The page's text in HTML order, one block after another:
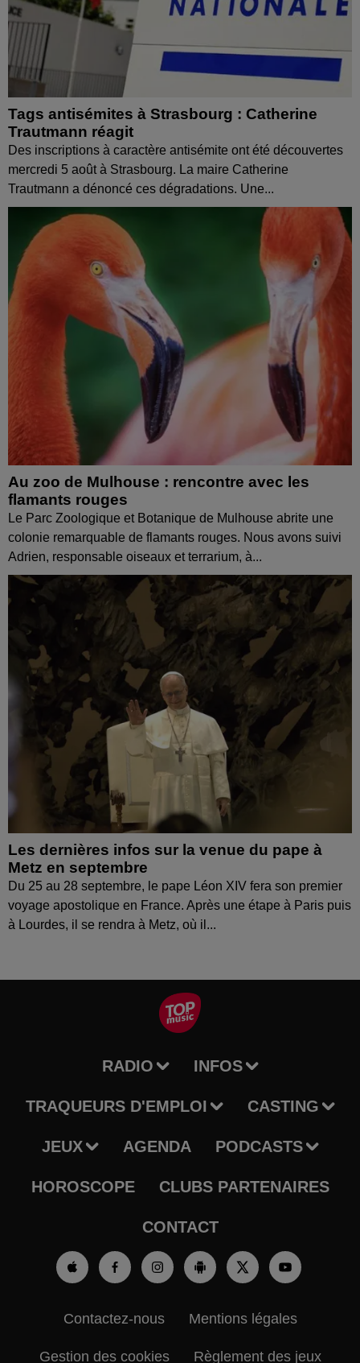
Tags antisémites à Strasbourg : Catherine
Trautmann réagit
Des inscriptions à caractère antisémite ont été découvertes
mercredi 5 août à Strasbourg. La maire Catherine
Trautmann a dénoncé ces dégradations. Une...
Au zoo de Mulhouse : rencontre avec les
flamants rouges
Le Parc Zoologique et Botanique de Mulhouse abrite une
colonie remarquable de flamants rouges. Nous avons suivi
Adrien, responsable oiseaux et terrarium, à...
Les dernières infos sur la venue du pape à
Metz en septembre
Du 25 au 28 septembre, le pape Léon XIV fera son premier
voyage apostolique en France. Après une étape à Paris puis
à Lourdes, il se rendra à Metz, où il...
RADIO INFOS
TRAQUEURS D'EMPLOI CASTING
JEUX AGENDA PODCASTS
HOROSCOPE CLUBS PARTENAIRES
CONTACT
Contactez-nous Mentions légales
Gestion des cookies Règlement des jeux